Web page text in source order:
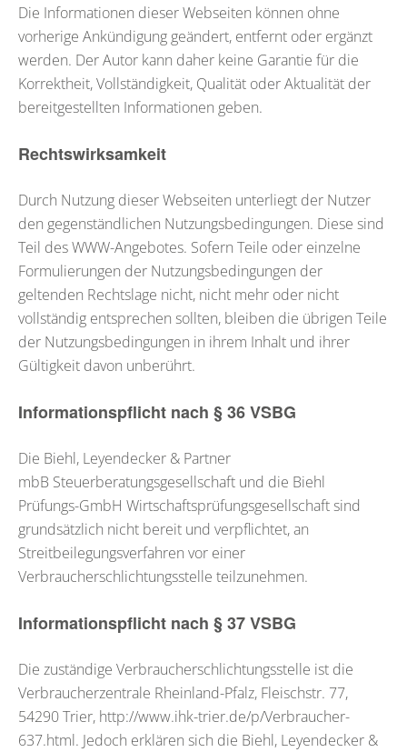
Die Informationen dieser Webseiten können ohne
vorherige Ankündigung geändert, entfernt oder ergänzt
werden. Der Autor kann daher keine Garantie für die
Korrektheit, Vollständigkeit, Qualität oder Aktualität der
bereitgestellten Informationen geben.
Rechtswirksamkeit
Durch Nutzung dieser Webseiten unterliegt der Nutzer
den gegenständlichen Nutzungsbedingungen. Diese sind
Teil des WWW-Angebotes. Sofern Teile oder einzelne
Formulierungen der Nutzungsbedingungen der
geltenden Rechtslage nicht, nicht mehr oder nicht
vollständig entsprechen sollten, bleiben die übrigen Teile
der Nutzungsbedingungen in ihrem Inhalt und ihrer
Gültigkeit davon unberührt.
Informationspflicht nach § 36 VSBG
Die Biehl, Leyendecker & Partner
mbB Steuerberatungsgesellschaft und die Biehl
Prüfungs-GmbH Wirtschaftsprüfungsgesellschaftsind
grundsätzlich nicht bereit und verpflichtet, an
Streitbeilegungsverfahren vor einer
Verbraucherschlichtungsstelle teilzunehmen.
Informationspflicht nach § 37 VSBG
Die zuständige Verbraucherschlichtungsstelle ist die
Verbraucherzentrale Rheinland-Pfalz, Fleischstr. 77,
54290 Trier, http://www.ihk-trier.de/p/Verbraucher-
637.html. Jedoch erklären sich die Biehl, Leyendecker &